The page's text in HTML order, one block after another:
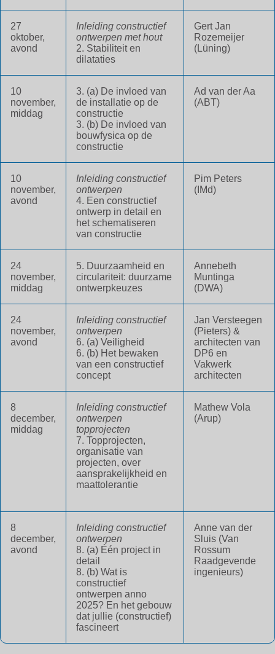
27
oktober,
avond
Inleiding constructief
ontwerpen met hout
2. Stabiliteit en
dilataties
Gert Jan
Rozemeijer
(Lüning)
10
november,
middag
3. (a) De invloed van
de installatie op de
constructie
3. (b) De invloed van
bouwfysica op de
constructie
Ad van der Aa
(ABT)
10
november,
avond
Inleiding constructief
ontwerpen
4. Een constructief
ontwerp in detail en
het schematiseren
van constructie
Pim Peters
(IMd)
24
november,
middag
5. Duurzaamheid en
circulariteit: duurzame
ontwerpkeuzes
Annebeth
Muntinga
(DWA)
24
november,
avond
Inleiding constructief
ontwerpen
6. (a) Veiligheid
6. (b) Het bewaken
van een constructief
concept
Jan Versteegen
(Pieters) &
architecten van
DP6 en
Vakwerk
architecten
8
december,
middag
Inleiding constructief
ontwerpen
topprojecten
7. Topprojecten,
organisatie van
projecten, over
aansprakelijkheid en
maattolerantie
Mathew Vola
(Arup)
8
december,
avond
Inleiding constructief
ontwerpen
8. (a) Één project in
detail
8. (b) Wat is
constructief
ontwerpen anno
2025? En het gebouw
dat jullie (constructief)
fascineert
Anne van der
Sluis (Van
Rossum
Raadgevende
ingenieurs)